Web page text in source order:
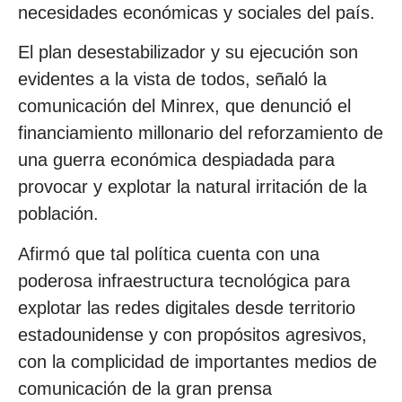
necesidades económicas y sociales del país.
El plan desestabilizador y su ejecución son
evidentes a la vista de todos, señaló la
comunicación del Minrex, que denunció el
financiamiento millonario del reforzamiento de
una guerra económica despiadada para
provocar y explotar la natural irritación de la
población.
Afirmó que tal política cuenta con una
poderosa infraestructura tecnológica para
explotar las redes digitales desde territorio
estadounidense y con propósitos agresivos,
con la complicidad de importantes medios de
comunicación de la gran prensa